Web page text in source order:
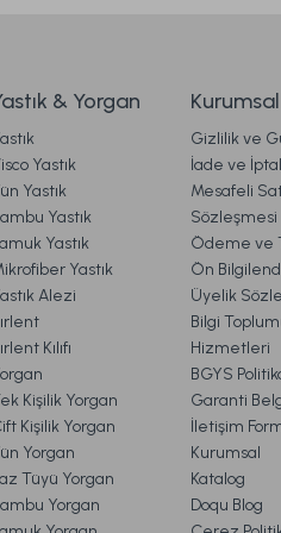
TL
Lambader Gövde + Şapka
TL
Ücretsiz
Rante Lambader
& Yorgan
Yastık
Yastık
Yastık
Yastık
Yastık
Alezi
Kılıfı
Kişilik Yorgan
Kişilik Yorgan
Yorgan
Tüyü Yorgan
Yorgan
Kurumsal
Gizlilik ve
İade ve İptal
Mesafeli
Sözleşmesi
Ödeme ve
Ön
Üyelik
Bilgi
Hizmetleri
BGYS
Garanti
İletişim
Kurumsal
Katalog
Doqu Blog